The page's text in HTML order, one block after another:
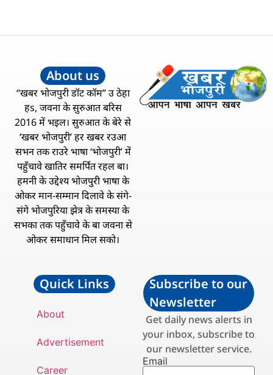
About us
“खबर भोजपुरी डॉट कॉम” उ ठेहा
हs, जवना के सुरुआत बरिस
2016 में भइल। सुरुआत के बेरे से
‘खबर भोजपुरी’ हर खबर रउआ
सभन तक राउरे भाषा ‘भोजपुरी’ में
पहुँचावे खातिर समर्पित रहल बा।
हमनी के उद्देश्य भोजपुरी भाषा के
ओकर मान-सम्मान दिलावे के संगे-
संगे भोजपुरिया झेत्र के समस्या के
सभका तक पहुँचावे के बा जवना से
ओकर समाधान मिल सको।
Quick Links
About
Advertisement
Career
Subscribe to our
Newsletter
Get daily news alerts in
your inbox, subscribe to
our newsletter service.
Email